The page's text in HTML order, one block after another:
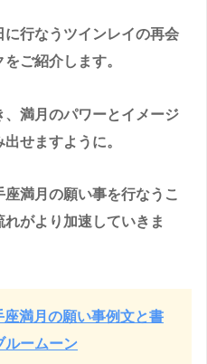
行なうツインレイの再会
ご紹介します。
満月のパワーとイメージ
せますように。
満月の願い事を行なうこ
がより加速していきま
満月の願い事例文と書
ルームーン